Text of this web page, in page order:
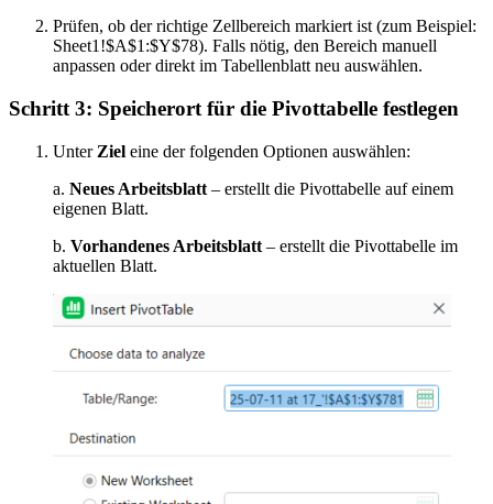
Prüfen, ob der richtige Zellbereich markiert ist (zum Beispiel:
Sheet1!$A$1:$Y$78). Falls nötig, den Bereich manuell
anpassen oder direkt im Tabellenblatt neu auswählen.
Schritt 3: Speicherort für die Pivottabelle festlegen
Unter Ziel eine der folgenden Optionen auswählen:
a. Neues Arbeitsblatt – erstellt die Pivottabelle auf einem
eigenen Blatt.
b. Vorhandenes Arbeitsblatt – erstellt die Pivottabelle im
aktuellen Blatt.